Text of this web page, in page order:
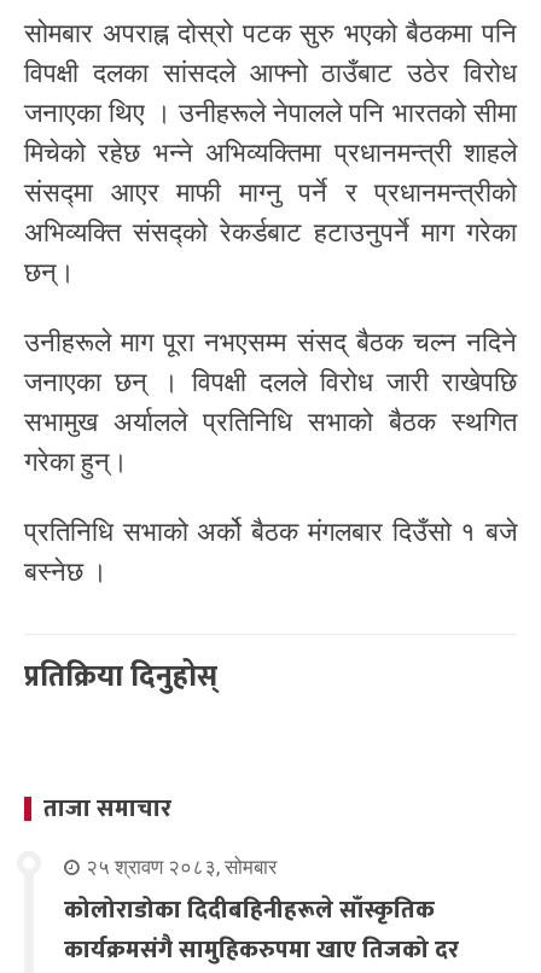
सोमबार अपराह्न दोस्रो पटक सुरु भएको बैठकमा पनि
विपक्षी दलका सांसदले आफ्नो ठाउँबाट उठेर विरोध
जनाएका थिए । उनीहरूले नेपालले पनि भारतको सीमा
मिचेको रहेछ भन्ने अभिव्यक्तिमा प्रधानमन्त्री शाहले
संसद्मा आएर माफी माग्नु पर्ने र प्रधानमन्त्रीको
अभिव्यक्ति संसद्को रेकर्डबाट हटाउनुपर्ने माग गरेका
छन्।
उनीहरूले माग पूरा नभएसम्म संसद् बैठक चल्न नदिने
जनाएका छन् । विपक्षी दलले विरोध जारी राखेपछि
सभामुख अर्यालले प्रतिनिधि सभाको बैठक स्थगित
गरेका हुन्।
प्रतिनिधि सभाको अर्को बैठक मंगलबार दिउँसो १ बजे
बस्नेछ ।
प्रतिक्रिया दिनुहोस्
ताजा समाचार
२५ श्रावण २०८३, सोमबार
कोलोराडोका दिदीबहिनीहरूले साँस्कृतिक
कार्यक्रमसंगै सामुहिकरुपमा खाए तिजको दर